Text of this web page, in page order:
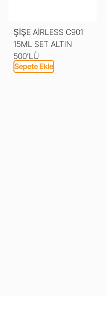
ŞİŞE AİRLESS C901
15ML SET ALTIN
500’LÜ
Sepete Ekle